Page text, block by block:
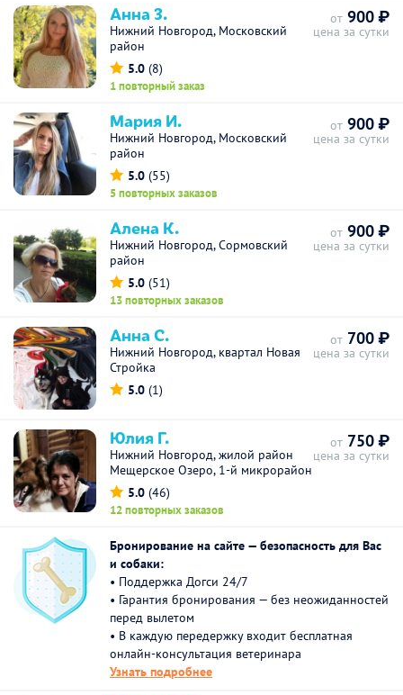
Анна З.
Нижний Новгород, Московский
район
5.0 (8)
1 повторный заказ
от 900 ₽
цена за сутки
Мария И.
Нижний Новгород, Московский
район
5.0 (55)
5 повторных заказов
от 900 ₽
цена за сутки
Алена К.
Нижний Новгород, Сормовский
район
5.0 (51)
13 повторных заказов
от 900 ₽
цена за сутки
Анна С.
Нижний Новгород, квартал Новая
Стройка
5.0 (1)
от 700 ₽
цена за сутки
Юлия Г.
Нижний Новгород, жилой район
Мещерское Озеро, 1-й микрорайон
5.0 (46)
12 повторных заказов
от 750 ₽
цена за сутки
Бронирование на сайте — безопасность для Вас
и собаки:
• Поддержка Догси 24/7
• Гарантия бронирования — без неожиданностей
перед вылетом
• В каждую передержку входит бесплатная
онлайн-консультация ветеринара
Узнать подробнее